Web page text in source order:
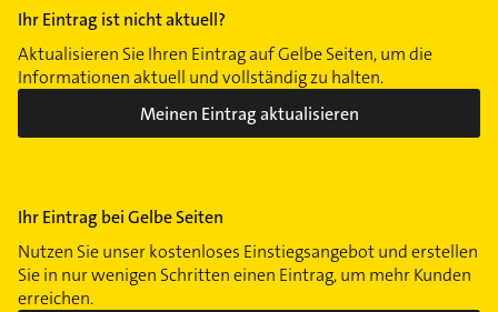
Ihr Eintrag ist nicht aktuell?
Aktualisieren Sie Ihren Eintrag auf Gelbe Seiten, um die
Informationen aktuell und vollständig zu halten.
Meinen Eintrag aktualisieren
Ihr Eintrag bei Gelbe Seiten
Nutzen Sie unser kostenloses Einstiegsangebot und erstellen
Sie in nur wenigen Schritten einen Eintrag, um mehr Kunden
erreichen.